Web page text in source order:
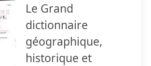
Le Grand
dictionnaire
géographique,
historique et